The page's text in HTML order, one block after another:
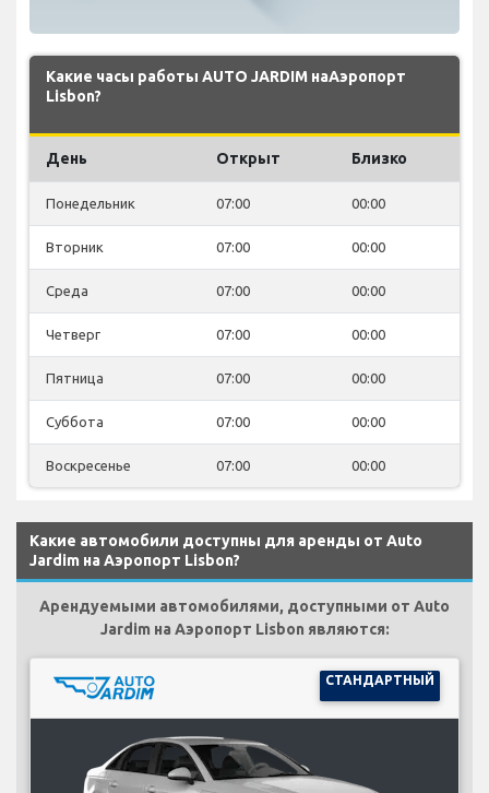
Какие часы работы AUTO JARDIM наАэропорт
Lisbon?
День Открыт Близко
Понедельник 07:00 00:00
Вторник 07:00 00:00
Среда 07:00 00:00
Четверг 07:00 00:00
Пятница 07:00 00:00
Суббота 07:00 00:00
Воскресенье 07:00 00:00
Какие автомобили доступны для аренды от Auto
Jardim на Аэропорт Lisbon?
Арендуемыми автомобилями, доступными от Auto
Jardim на Аэропорт Lisbon являются:
СТАНДАРТНЫЙ